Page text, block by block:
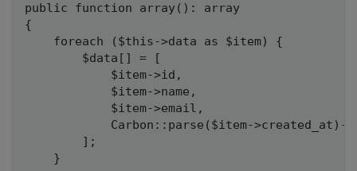
public function array(): array
{
    foreach ($this->data as $item) {
        $data[] = [
            $item->id,
            $item->name,
            $item->email,
Carbon::parse($item->created_at)-
        ];
    }